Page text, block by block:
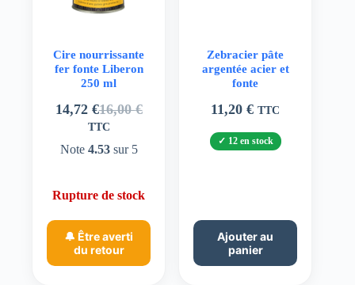
Cire nourrissante
fer fonte Liberon
250 ml
16,00€
Le
prix
initial
14,72 €Le
prix
actuel
TTC
Note 4.53sur 5
Rupture de stock
🔔 Être averti
du retour
Zebracier pâte
argentée acier et
fonte
11,20€ TTC
12 en stock
Ajouter au
panier